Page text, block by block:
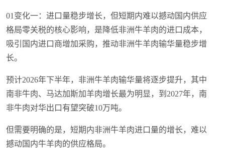
01变化一：进口量稳步增长，但短期内难以撼动国内供应
格局零关税的核心影响，是降低非洲牛羊肉的进口成本，
吸引国内进口商增加采购，推动非洲牛羊肉输华量稳步增
长。
预计2026年下半年，非洲牛羊肉输华量将逐步提升，其中
南非牛肉、马达加斯加羊肉增长最为明显，到2027年，南
非牛肉对华出口有望突破10万吨。
但需要明确的是，短期内非洲牛羊肉进口量的增长，难以
撼动国内牛羊肉的供应格局。